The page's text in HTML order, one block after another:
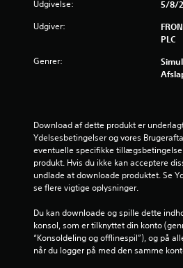
Udgivelse: 5/8/
Udgiver:
PLC
Genrer:
Download af dette produkt er
Ydelsesbetingelser og vores
eventuelle specifikke
produkt. Hvis du ikke kan acceptere
undlade at downloade produktet. Se
se flere vigtige oplysninger.
Du kan downloade og spille dette
konsol, som er tilknyttet din konto
“Konsoldeling og offlinespil”), og på
når du logger på med den samme